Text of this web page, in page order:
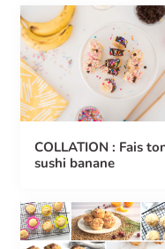
COLLATION : Fais
sushi banane